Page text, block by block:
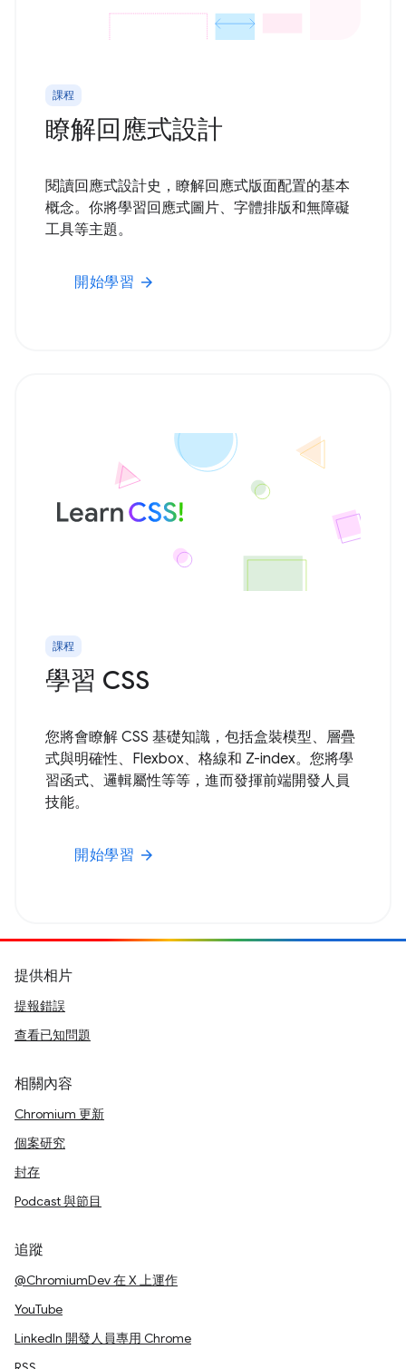
課程
瞭解回應式設計
閱讀回應式設計史，瞭解回應式版面配置的基本
概念。你將學習回應式圖片、字體排版和無障礙
工具等主題。
開始學習 arrow_forward
課程
學習 CSS
您將會瞭解 CSS 基礎知識，包括盒裝模型、層疊
式與明確性、Flexbox、格線和 Z-index。您將學
習函式、邏輯屬性等等，進而發揮前端開發人員
技能。
開始學習 arrow_forward
提供相片
提報錯誤
查看已知問題
相關內容
Chromium 更新
個案研究
封存
Podcast 與節目
追蹤
@ChromiumDev 在 X 上運作
YouTube
LinkedIn 開發人員專用 Chrome